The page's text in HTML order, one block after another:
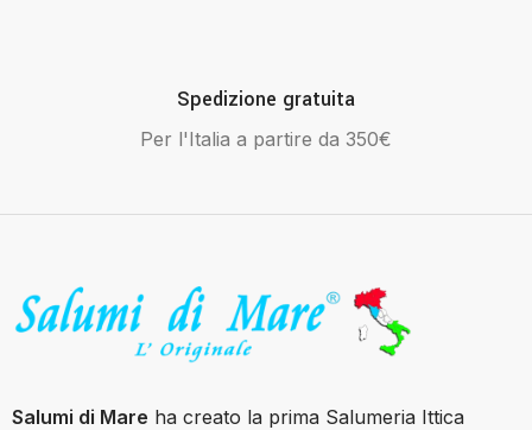
Spedizione gratuita
Per l'Italia a partire da 350€
Salumi di Mare ha creato la prima Salumeria Ittica